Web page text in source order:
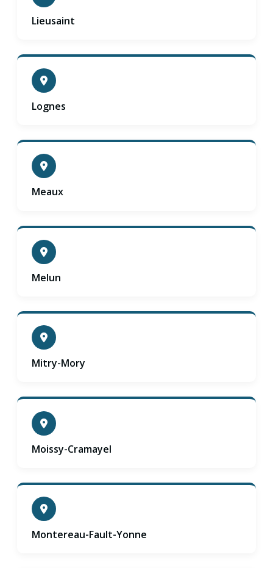
Lieusaint
Lognes
Meaux
Melun
Mitry-Mory
Moissy-Cramayel
Montereau-Fault-Yonne